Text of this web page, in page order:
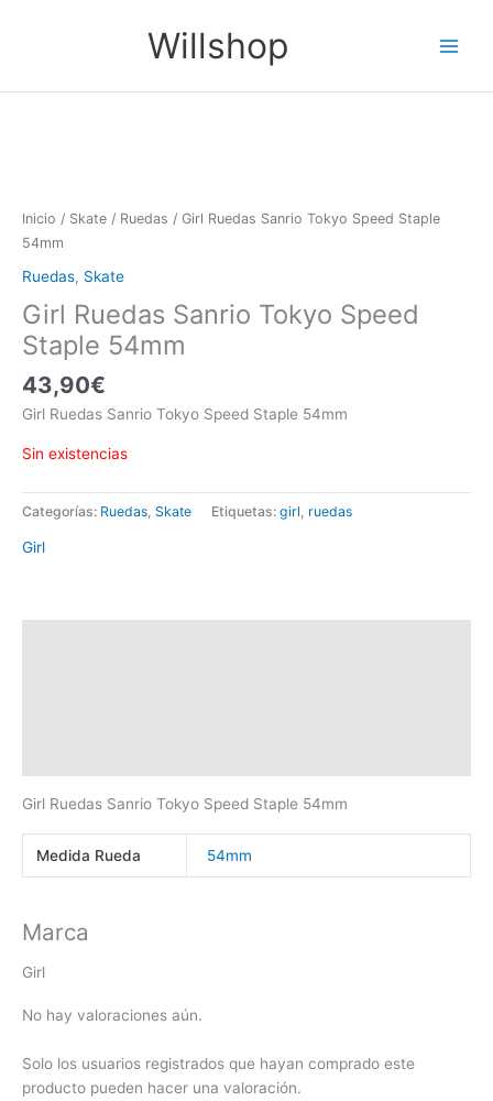
Willshop
Menu
Inicio / Skate / Ruedas / Girl Ruedas Sanrio Tokyo Speed Staple
54mm
Ruedas, Skate
Girl Ruedas Sanrio Tokyo Speed
Staple 54mm
43,90€
Girl Ruedas Sanrio Tokyo Speed Staple 54mm
Sin existencias
Categorías: Ruedas, Skate Etiquetas: girl, ruedas
Girl
Girl Ruedas Sanrio Tokyo Speed Staple 54mm
Medida Rueda 54mm
Marca
Girl
No hay valoraciones aún.
Solo los usuarios registrados que hayan comprado este
producto pueden hacer una valoración.